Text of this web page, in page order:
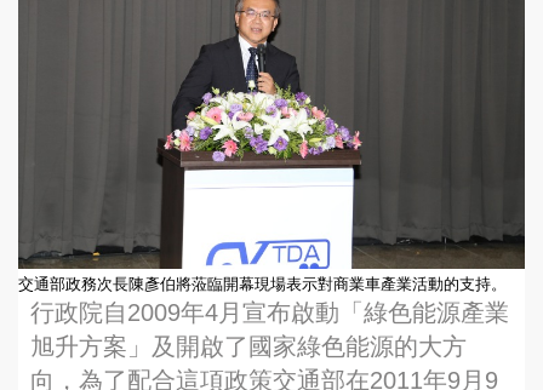
交通部政務次長陳彥伯將蒞臨開幕現場表示對商業車產業活動的支持。
行政院自2009年4月宣布啟動「綠色能源產業
旭升方案」及開啟了國家綠色能源的大方
向，為了配合這項政策交通部在2011年9月9